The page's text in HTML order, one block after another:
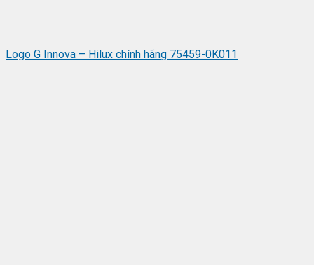
Logo G Innova – Hilux chính hãng 75459-0K011